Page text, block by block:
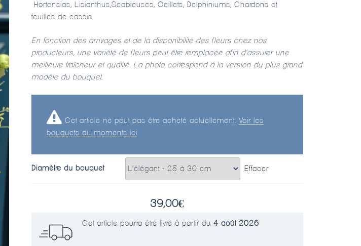
Hortensias, Lisianthus,Scabieuses, Oeillets, Delphiniums, Chardons et
feuilles de cassis.
En fonction des arrivages et de la disponibilité des fleurs chez nos
producteurs, une variété de fleurs peut être remplacée afin d’assurer une
meilleure fraîcheur et qualité. La photo correspond à la version du plus grand
modèle du bouquet.
Cet article ne peut pas être acheté actuellement.Voir les
bouquets du moments ici
Diamètre du bouquet Effacer
39,00€
Cet article pourra être livré à partir du4 août 2026